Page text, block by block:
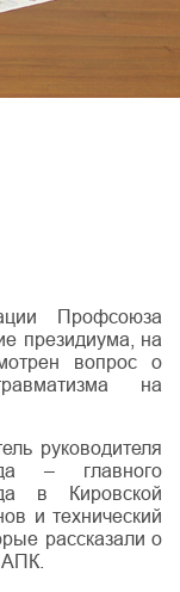
Профсоюза
президиума, на
вопрос о
на
руководителя
– главного
в Кировской
и технический
рассказали о
АПК.